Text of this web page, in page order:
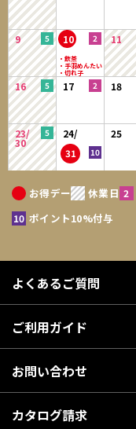
9 10 11
16 17 18
23/
30
24/
31
25
お得デー 休業日
ポイント10%付与
よくあるご質問
ご利用ガイド
お問い合わせ
カタログ請求